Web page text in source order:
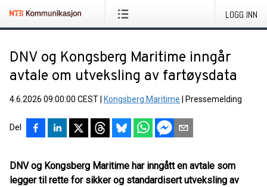
LOGG INN
DNV og Kongsberg Maritime inngår
avtale om utveksling av fartøysdata
4.6.2026 09:00:00 CEST Kongsberg Maritime Pressemelding
Del
DNV og Kongsberg Maritime har inngått en avtale som
legger til rette for sikker og standardisert utveksling av